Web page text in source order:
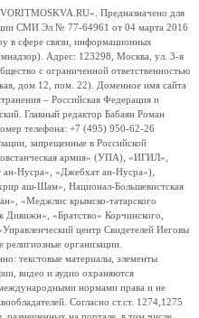
Предназначено для
СМИ Эл № 77-64961 от 04 марта 2016
в сфере связи, информационных
Адрес: 123298, Москва, ул. 3-я
с ограниченной ответственностью
дом 12, пом. 22). Доменное имя сайта
– Российская Федерация и
Главный редактор Бабаян Роман
телефона: +7 (495) 950-62-26
запрещенные в Российской
армия» (УПА), «ИГИЛ»,
Нусра», «Джебхат ан-Нусра»),
аш-Шам», Национал-Большевистская
«Меджлис крымско-татарского
«Братство» Корчинского,
центр Свидетелей Иеговы
организации.
текстовые материалы, элементы
видео и аудио охраняются
нормами права и не
Согласно ст.ст. 1274,1275